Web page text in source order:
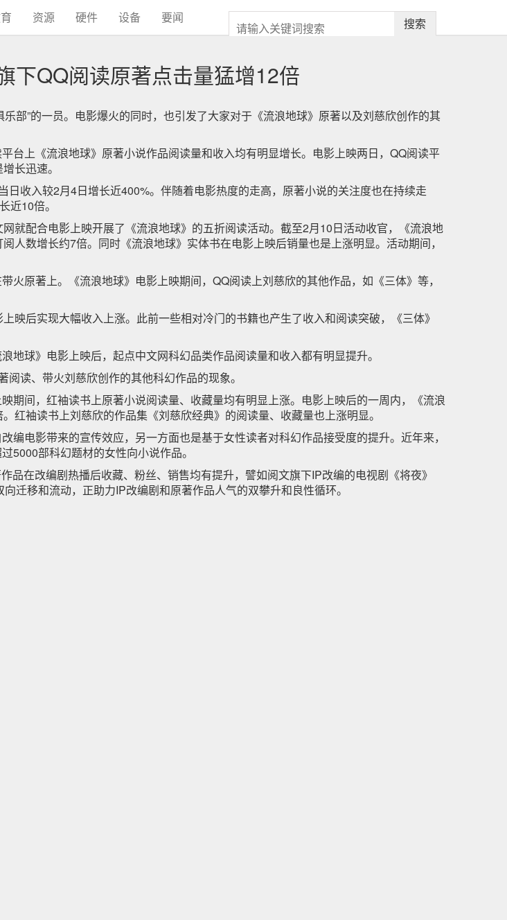
搜索
资源 硬件 设备 要闻
下QQ阅读原著点击量猛增12倍
部”的一员。电影爆火的同时，也引发了大家对于《流浪地球》原著以及刘慈欣创作的其
台上《流浪地球》原著小说作品阅读量和收入均有明显增长。电影上映两日，QQ阅读平
长迅速。
收入较2月4日增长近400%。伴随着电影热度的走高，原著小说的关注度也在持续走
近10倍。
就配合电影上映开展了《流浪地球》的五折阅读活动。截至2月10日活动收官，《流浪地
数增长约7倍。同时《流浪地球》实体书在电影上映后销量也是上涨明显。活动期间，
原著上。《流浪地球》电影上映期间，QQ阅读上刘慈欣的其他作品，如《三体》等，
后实现大幅收入上涨。此前一些相对冷门的书籍也产生了收入和阅读突破，《三体》
球》电影上映后，起点中文网科幻品类作品阅读量和收入都有明显提升。
读、带火刘慈欣创作的其他科幻作品的现象。
期间，红袖读书上原著小说阅读量、收藏量均有明显上涨。电影上映后的一周内，《流浪
袖读书上刘慈欣的作品集《刘慈欣经典》的阅读量、收藏量也上涨明显。
电影带来的宣传效应，另一方面也是基于女性读者对科幻作品接受度的提升。近年来，
5000部科幻题材的女性向小说作品。
在改编剧热播后收藏、粉丝、销售均有提升，譬如阅文旗下IP改编的电视剧《将夜》
迁移和流动，正助力IP改编剧和原著作品人气的双攀升和良性循环。